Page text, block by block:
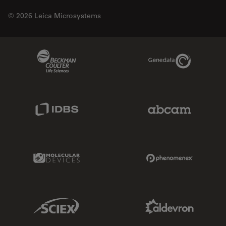
© 2026 Leica Microsystems
Genedata Link
Molecular Devices Link
Sciex Link